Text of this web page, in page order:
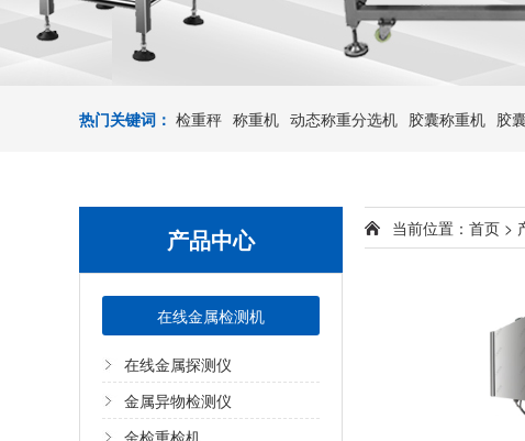
热门关键词： 检重秤 称重机 动态称重分选机 胶囊称重机 胶
产品中心
在线金属检测机
在线金属探测仪
金属异物检测仪
金检重检机
当前位置： 首页 >